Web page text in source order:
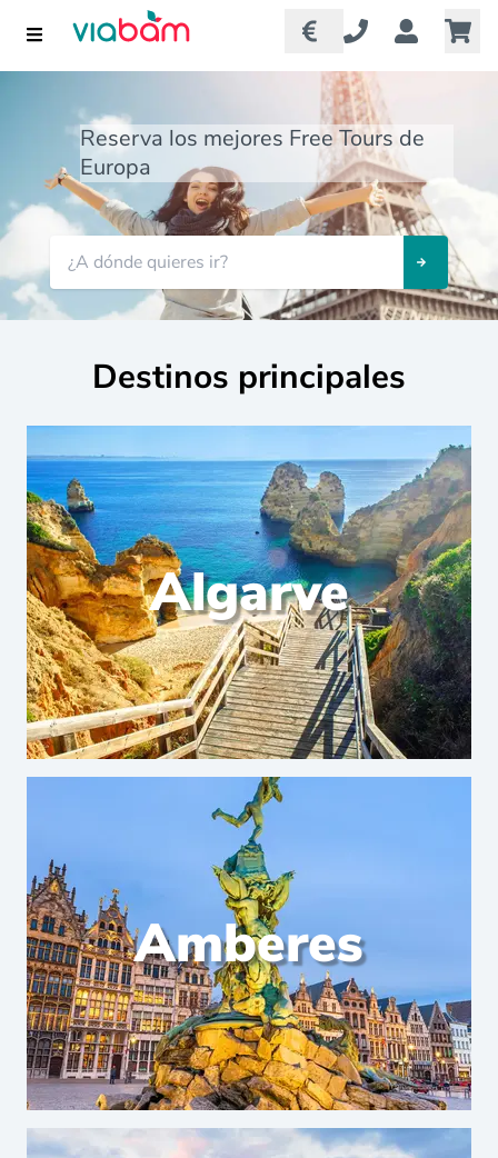
Reserva los mejores Free Tours de
Europa
Destinos principales
Algarve
Amberes